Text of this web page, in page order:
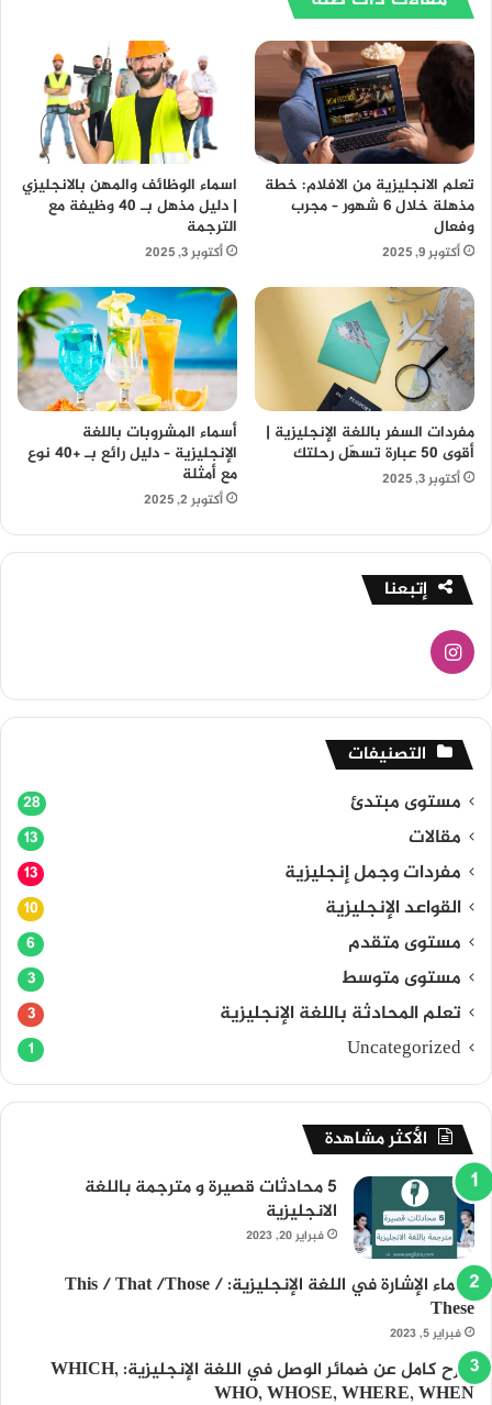
تعلم الانجليزية من الافلام: خطة
مذهلة خلال 6 شهور – مجرب
وفعال
أكتوبر 9, 2025
اسماء الوظائف والمهن بالانجليزي
| دليل مذهل بـ 40 وظيفة مع
الترجمة
أكتوبر 3, 2025
مفردات السفر باللغة الإنجليزية |
أقوى 50 عبارة تسهّل رحلتك
أكتوبر 3, 2025
أسماء المشروبات باللغة
الإنجليزية – دليل رائع بـ +40 نوع
مع أمثلة
أكتوبر 2, 2025
إتبعنا
انستقرام
التصنيفات
مستوى مبتدئ 28
مقالات 13
مفردات وجمل إنجليزية 13
القواعد الإنجليزية 10
مستوى متقدم 6
مستوى متوسط 3
تعلم المحادثة باللغة الإنجليزية 3
Uncategorized
1
الأكثر مشاهدة
5 محادثات قصيرة و مترجمة باللغة
الانجليزية
فبراير 20, 2023
أسماء الإشارة في اللغة الإنجليزية: This / That /Those /
These
فبراير 5, 2023
شرح كامل عن ضمائر الوصل في اللغة الإنجليزية: WHICH,
WHO, WHOSE, WHERE, WHEN